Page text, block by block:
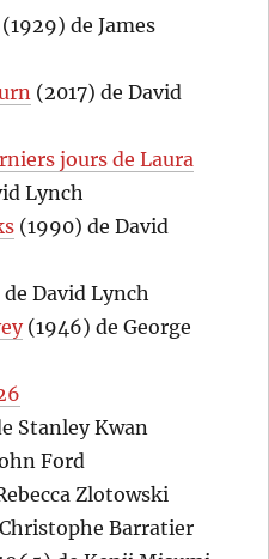
(1929) de James
(2017) de David
jours de Laura
Lynch
(1990) de David
David Lynch
(1946) de George
Stanley Kwan
Ford
Zlotowski
Barratier